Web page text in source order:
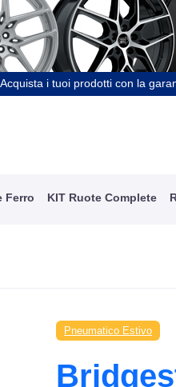
Acquista i tuoi prodotti con la
Ferro KIT Ruote Complete
Pneumatico Estivo